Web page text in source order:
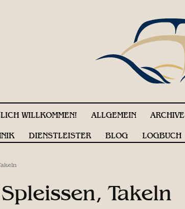
WILLKOMMEN! ALLGEMEIN ARCHIVE
DIENSTLEISTER BLOG LOGBUCH
Takeln